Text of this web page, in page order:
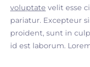
voluptate velit esse
pariatur. Excepteur
proident, sunt in
id est laborum.